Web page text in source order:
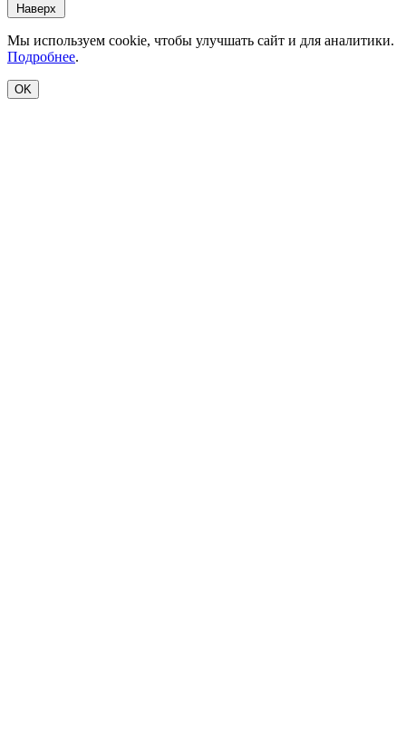
Наверх
Мы используем cookie, чтобы улучшать сайт и для аналитики.
Подробнее.
OK